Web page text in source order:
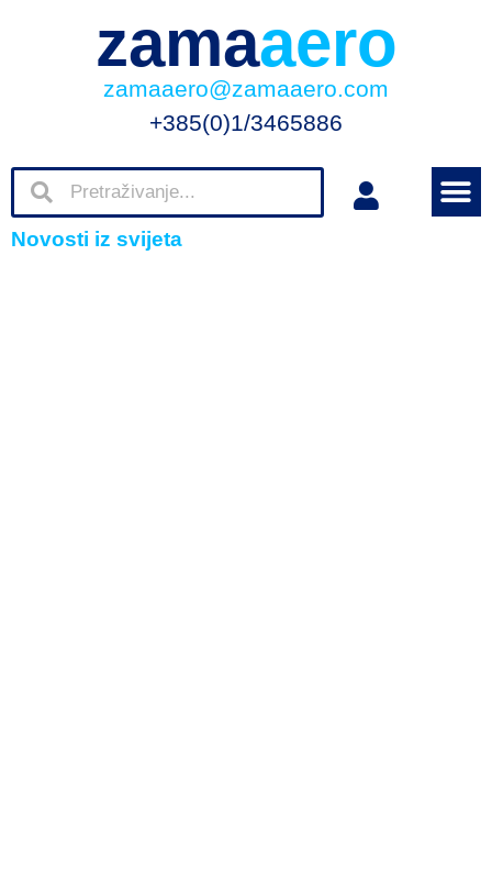
zamaaero
zamaaero@zamaaero.com
+385(0)1/3465886
Novosti iz svijeta